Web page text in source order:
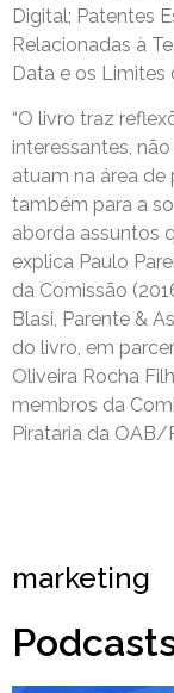
Digital; Patentes
Relacionadas à
Data e os Limites
“O livro traz
interessantes,
atuam na área
também para a
aborda assuntos
explica Paulo
da Comissão
Blasi, Parente &
do livro, em
Oliveira Rocha
membros da
Pirataria da OAB/
marketing